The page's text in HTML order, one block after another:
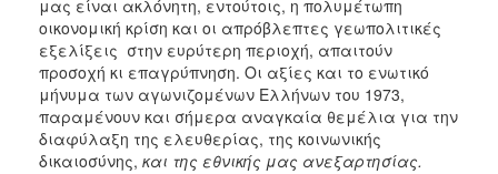
μας είναι ακλόνητη, εντούτοις, η πολυμέτωπη
οικονομική κρίση και οι απρόβλεπτες γεωπολιτικές
εξελίξεις στην ευρύτερη περιοχή, απαιτούν
προσοχή κι επαγρύπνηση. Οι αξίες και το ενωτικό
μήνυμα των αγωνιζομένων Ελλήνων του 1973,
παραμένουν και σήμερα αναγκαία θεμέλια για την
διαφύλαξη της ελευθερίας, της κοινωνικής
δικαιοσύνης, και της εθνικής μας ανεξαρτησίας.